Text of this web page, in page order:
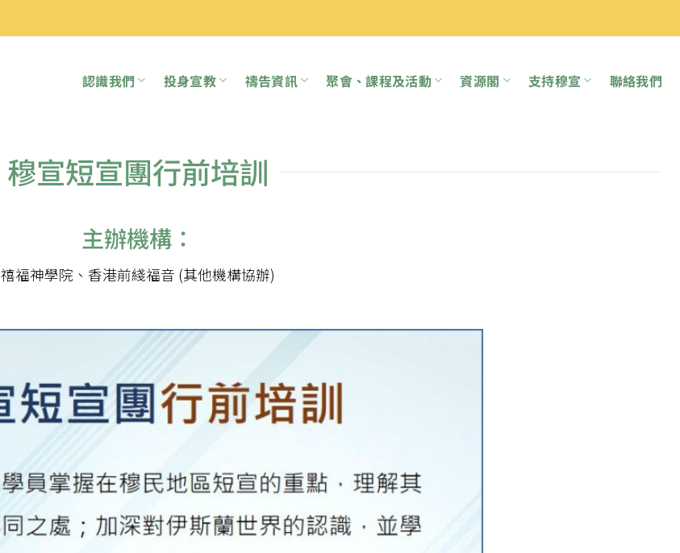
認識我們 投身宣教 禱告資訊 聚會、課程及活動 資源閣 支持穆宣 聯絡我們
穆宣短宣團行前培訓
主辦機構：
禧福神學院、香港前綫福音 (其他機構協辦)